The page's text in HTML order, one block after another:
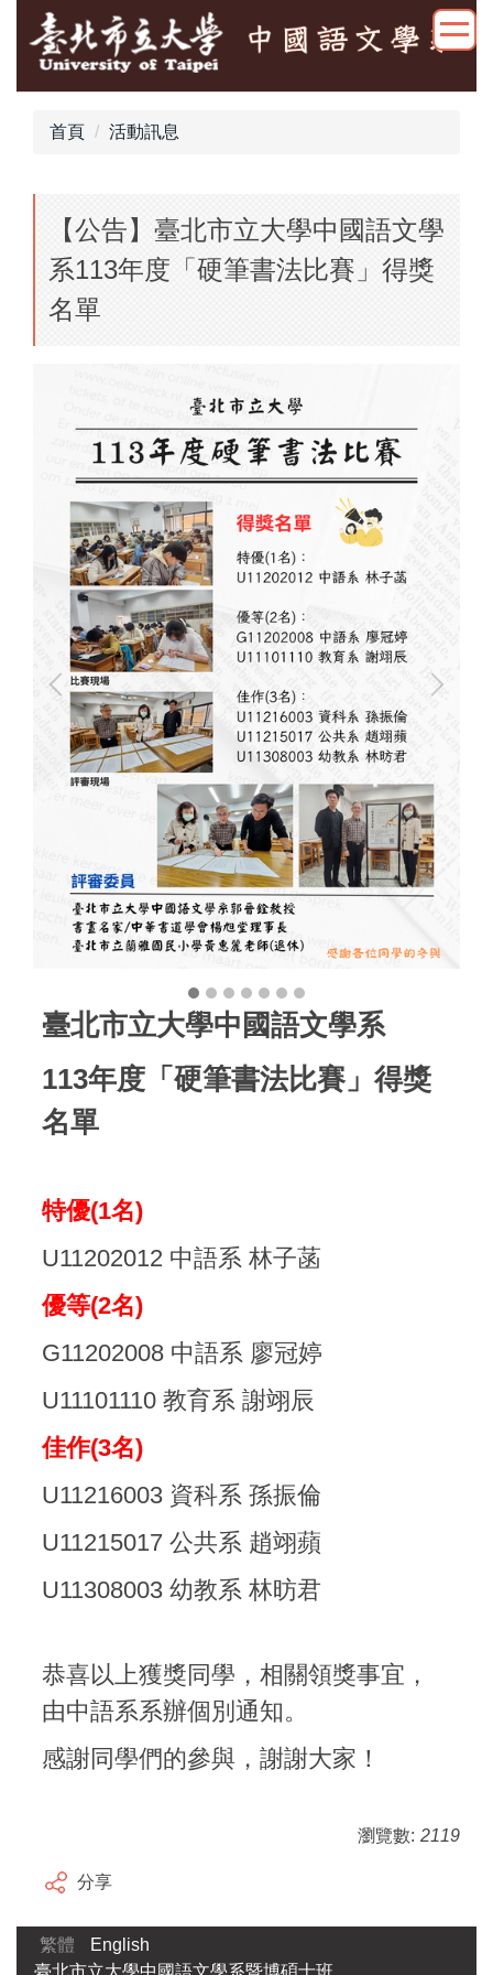
要
首頁 活動訊息
【公告】臺北市立大學中國語文學
系113年度「硬筆書法比賽」得獎
名單
臺北市立大學中國語文學系
113年度「硬筆書法比賽」得獎
名單
特優(1名)
U11202012 中語系 林子菡
優等(2名)
G11202008 中語系 廖冠婷
U11101110 教育系 謝翊辰
佳作(3名)
U11216003 資科系 孫振倫
U11215017 公共系 趙翊蘋
U11308003 幼教系 林昉君
恭喜以上獲獎同學，相關領獎事宜，
由中語系系辦個別通知。
感謝同學們的參與，謝謝大家！
瀏覽數: 2119
分享
繁體
English
臺北市立大學中國語文學系暨博碩士班